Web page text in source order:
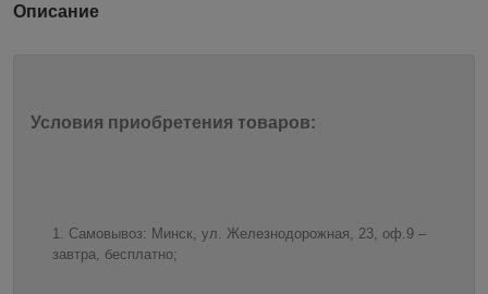
Описание
Условия приобретения товаров:
Самовывоз: Минск, ул. Железнодорожная, 23, оф.9 –
завтра, бесплатно;